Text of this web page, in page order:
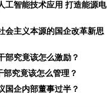
工智能技术应用 打造能源电
会主义本源的国企改革新思
部究竟该怎么激励？
部究竟该怎么管理？
国企内部董事过半？